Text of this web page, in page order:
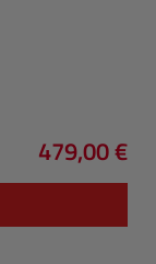
Regulärer
479,00 €